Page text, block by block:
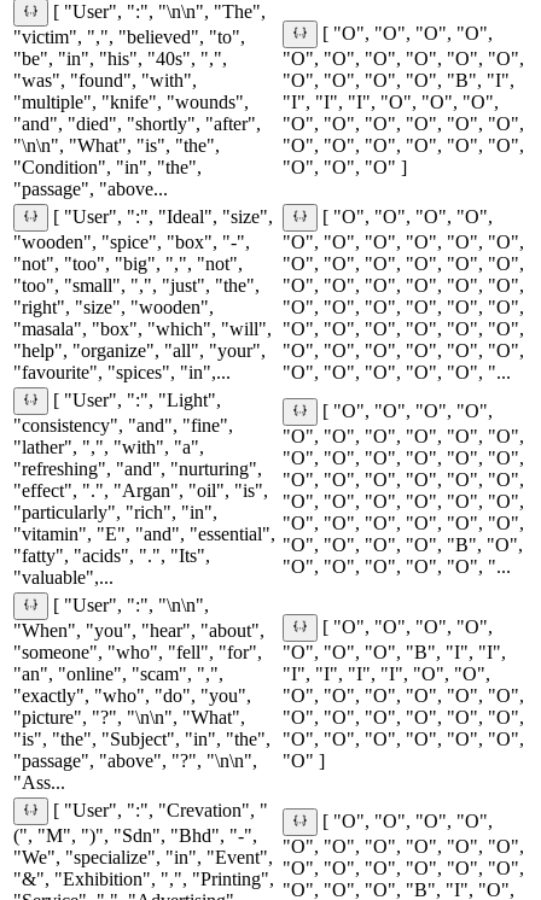
[ "User", ":", "\n\n", "The",
"victim", ",", "believed", "to",
"be", "in", "his", "40s", ",",
"was", "found", "with",
"multiple", "knife", "wounds",
"and", "died", "shortly", "after",
"\n\n", "What", "is", "the",
"Condition", "in", "the",
"passage", "above...
[ "O", "O", "O", "O",
"O", "O", "O", "O", "O", "O",
"O", "O", "O", "O", "B", "I",
"I", "I", "I", "O", "O", "O",
"O", "O", "O", "O", "O", "O",
"O", "O", "O", "O", "O", "O",
"O", "O", "O" ]
[ "User", ":", "Ideal", "size",
"wooden", "spice", "box", "-",
"not", "too", "big", ",", "not",
"too", "small", ",", "just", "the",
"right", "size", "wooden",
"masala", "box", "which", "will",
"help", "organize", "all", "your",
"favourite", "spices", "in",...
[ "O", "O", "O", "O",
"O", "O", "O", "O", "O", "O",
"O", "O", "O", "O", "O", "O",
"O", "O", "O", "O", "O", "O",
"O", "O", "O", "O", "O", "O",
"O", "O", "O", "O", "O", "O",
"O", "O", "O", "O", "O", "O",
"O", "O", "O", "O", "O", "...
[ "User", ":", "Light",
"consistency", "and", "fine",
"lather", ",", "with", "a",
"refreshing", "and", "nurturing",
"effect", ".", "Argan", "oil", "is",
"particularly", "rich", "in",
"vitamin", "E", "and", "essential",
"fatty", "acids", ".", "Its",
"valuable",...
[ "O", "O", "O", "O",
"O", "O", "O", "O", "O", "O",
"O", "O", "O", "O", "O", "O",
"O", "O", "O", "O", "O", "O",
"O", "O", "O", "O", "O", "O",
"O", "O", "O", "O", "O", "O",
"O", "O", "O", "O", "B", "O",
"O", "O", "O", "O", "O", "...
[ "User", ":", "\n\n",
"When", "you", "hear", "about",
"someone", "who", "fell", "for",
"an", "online", "scam", ",",
"exactly", "who", "do", "you",
"picture", "?", "\n\n", "What",
"is", "the", "Subject", "in", "the",
"passage", "above", "?", "\n\n",
"Ass...
[ "O", "O", "O", "O",
"O", "O", "O", "B", "I", "I",
"I", "I", "I", "I", "O", "O",
"O", "O", "O", "O", "O", "O",
"O", "O", "O", "O", "O", "O",
"O", "O", "O", "O", "O", "O",
"O" ]
[ "User", ":", "Crevation", "
(", "M", ")", "Sdn", "Bhd", "-",
"We", "specialize", "in", "Event",
"&", "Exhibition", ",", "Printing",
[ "O", "O", "O", "O",
"O", "O", "O", "O", "O", "O",
"O", "O", "O", "O", "O", "O",
"O", "O", "O", "B", "I", "O",